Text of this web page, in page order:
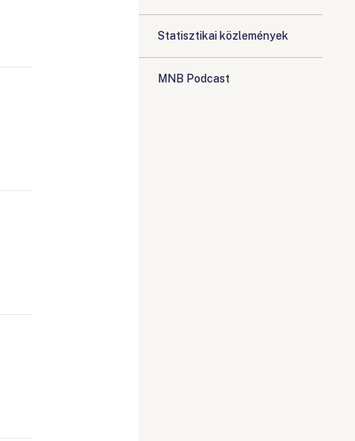
Statisztikai közlemények
MNB Podcast